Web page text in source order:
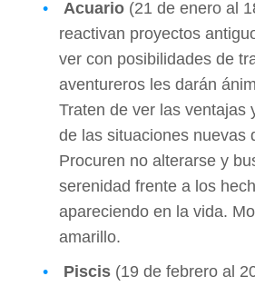
Acuario (21 de enero al
reactivan proyectos
ver con posibilidades de
aventureros les darán
Traten de ver las ventajas
de las situaciones nuevas
Procuren no alterarse y
serenidad frente a los
apareciendo en la vida.
amarillo.
Piscis (19 de febrero al